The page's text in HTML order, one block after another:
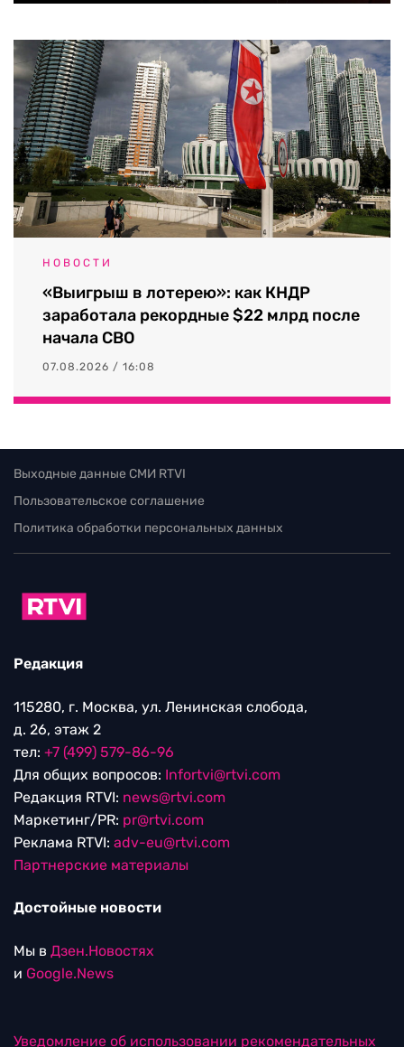
НОВОСТИ
«Выигрыш в лотерею»: как КНДР
заработала рекордные $22 млрд после
начала СВО
07.08.2026 / 16:08
Выходные данные СМИ RTVI
Пользовательское соглашение
Политика обработки персональных данных
Редакция
115280, г. Москва, ул. Ленинская слобода,
д. 26, этаж 2
тел: +7 (499) 579-86-96
Для общих вопросов: Infortvi@rtvi.com
Редакция RTVI: news@rtvi.com
Маркетинг/PR: pr@rtvi.com
Реклама RTVI: adv-eu@rtvi.com
Партнерские материалы
Достойные новости
Мы в Дзен.Новостях
и Google.News
Уведомление об использовании рекомендательных